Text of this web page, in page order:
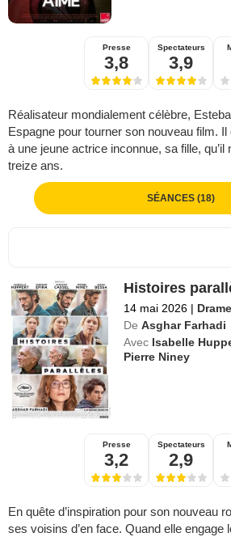
Presse
3,8
Spectateurs
3,9
Réalisateur mondialement célèbre,
Espagne pour tourner son nouveau film.
à une jeune actrice inconnue, sa fille, qu’il
treize ans.
SÉANCES (18)
Histoires
14 mai 2026 | Drame
De Asghar Farhadi
Avec Isabelle
Pierre Niney
Presse
3,2
Spectateurs
2,9
En quête d’inspiration pour son nouveau
ses voisins d’en face. Quand elle engage